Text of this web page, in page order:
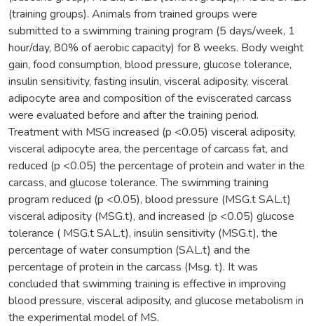
(training groups). Animals from trained groups were
submitted to a swimming training program (5 days/week, 1
hour/day, 80% of aerobic capacity) for 8 weeks. Body weight
gain, food consumption, blood pressure, glucose tolerance,
insulin sensitivity, fasting insulin, visceral adiposity, visceral
adipocyte area and composition of the eviscerated carcass
were evaluated before and after the training period.
Treatment with MSG increased (p <0.05) visceral adiposity,
visceral adipocyte area, the percentage of carcass fat, and
reduced (p <0.05) the percentage of protein and water in the
carcass, and glucose tolerance. The swimming training
program reduced (p <0.05), blood pressure (MSG.t SAL.t)
visceral adiposity (MSG.t), and increased (p <0.05) glucose
tolerance ( MSG.t SAL.t), insulin sensitivity (MSG.t), the
percentage of water consumption (SAL.t) and the
percentage of protein in the carcass (Msg. t). It was
concluded that swimming training is effective in improving
blood pressure, visceral adiposity, and glucose metabolism in
the experimental model of MS.